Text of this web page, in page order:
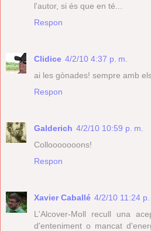
l'autor, si és que en té...
Respon
Clidice 4/2/10 4:37 p. m.
ai les gònades! sempre amb
Respon
Galderich 4/2/10 10:59 p. m.
Collooooooons!
Respon
Xavier Caballé 4/2/10 11:24 p.
L'Alcover-Moll recull una
d'enteniment o mancat